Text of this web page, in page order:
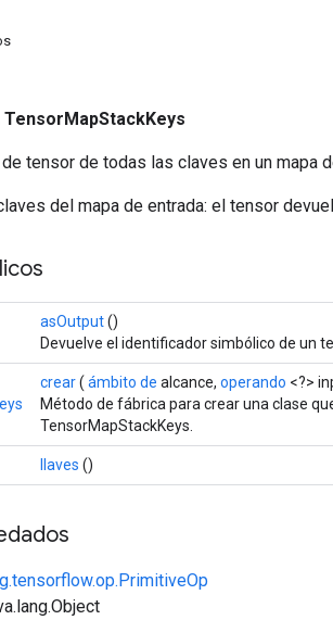
TensorMapStackKeys
tensor de todas las claves en un mapa
del mapa de entrada: el tensor
asOutput()
Devuelve el identificador simbólico de un
crear( ámbito de alcance, operando <?>
Método de fábrica para crear una clase
TensorMapStackKeys.
llaves ()